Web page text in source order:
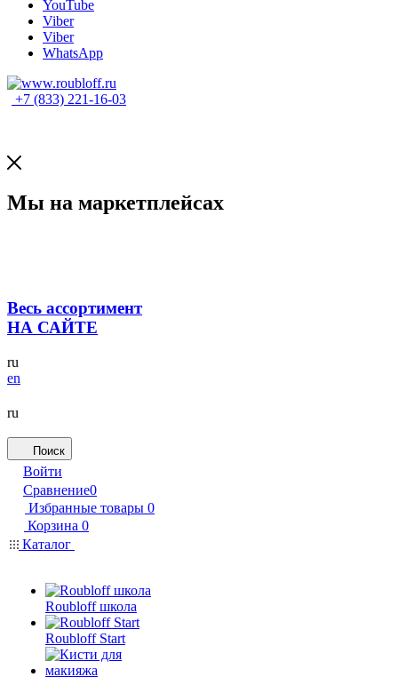
YouTube
Viber
Viber
WhatsApp
+7 (833) 221-16-03
Мы на маркетплейсах
Весь ассортимент
НА САЙТЕ
ru
en
ru
Поиск
Войти
Сравнение0
Избранные товары 0
Корзина 0
Каталог
Roubloff школа
Roubloff Start